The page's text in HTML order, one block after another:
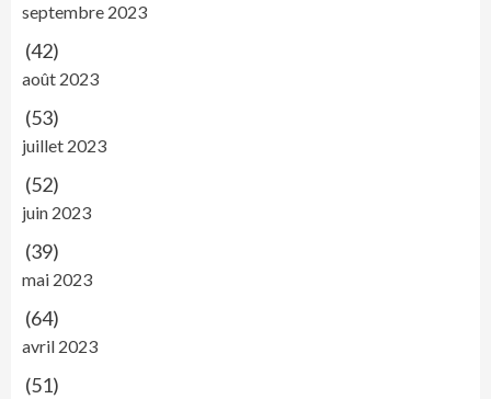
septembre 2023
(42)
août 2023
(53)
juillet 2023
(52)
juin 2023
(39)
mai 2023
(64)
avril 2023
(51)